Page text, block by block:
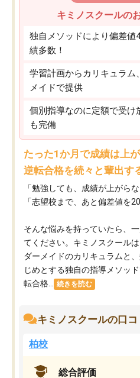
キミノスクールの
独自メソッドにより偏差値
績多数！
学習計画からカリキュラム
メイドで提供
個別指導なのに定額で受け
も完備
たった1か月で成績は上
逆転合格を続々と輩出す
「勉強しても、成績が上がらな
「志望校まで、あと偏差値を
そんな悩みを持っていたら、
てください。キミノスクール
ダーメイドのカリキュラムと
じめとする独自の指導メソッ
転合格...
続きを読む
キミノスクールの口コ
柏校
総合評価